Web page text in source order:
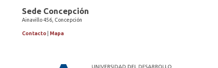
Sede Concepción
Ainavillo 456, Concepción
Contacto Mapa